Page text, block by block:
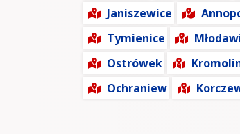
Janiszewice
Tymienice
Ostrówek
Ochraniew